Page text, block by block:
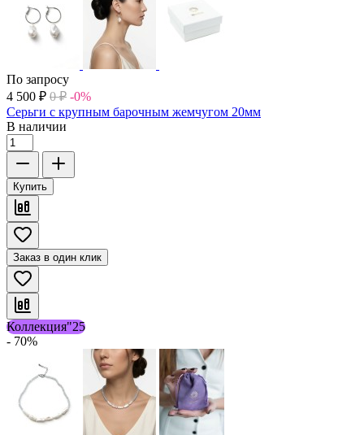
По запросу
4 500 ₽ 0 ₽ -0%
Серьги с крупным барочным жемчугом 20мм
В наличии
Купить
Заказ в один клик
Коллекция"25
- 70%